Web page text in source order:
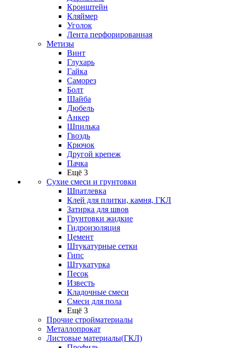
Кронштейн
Кляймер
Уголок
Лента перфорированная
Метизы
Винт
Глухарь
Гайка
Саморез
Болт
Шайба
Дюбель
Анкер
Шпилька
Гвоздь
Крючок
Другой крепеж
Пачка
Ещё 3
Сухие смеси и грунтовки
Шпатлевка
Клей для плитки, камня, ГКЛ
Затирка для швов
Грунтовки жидкие
Гидроизоляция
Цемент
Штукатурные сетки
Гипс
Штукатурка
Песок
Известь
Кладочные смеси
Смеси для пола
Ещё 3
Прочие стройматериалы
Металлопрокат
Листовые материалы(ГКЛ)